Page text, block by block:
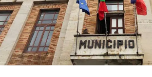
EVENTI
SPORT
Streaming